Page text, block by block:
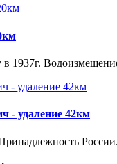
1937г.
- удаление 42км